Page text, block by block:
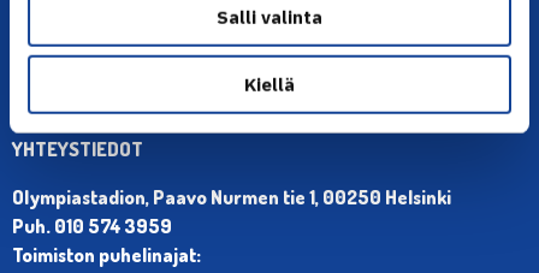
Salli valinta
Kiellä
YHTEYSTIEDOT
Olympiastadion, Paavo Nurmen tie 1, 00250 Helsinki
Puh. 010 574 3959
Toimiston puhelinajat: